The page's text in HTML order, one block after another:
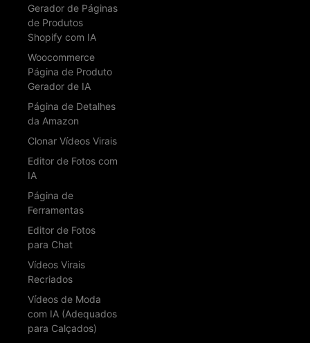
Gerador de Páginas
de Produtos
Shopify com IA
Woocommerce
Página de Produto
Gerador de IA
Página de Detalhes
da Amazon
Clonar Vídeos Virais
Editor de Fotos com
IA
Página de
Ferramentas
Editor de Fotos
para Chat
Vídeos Virais
Recriados
Vídeos de Moda
com IA (Adequados
para Calçados)